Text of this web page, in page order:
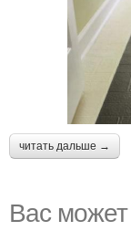
читать дальше →
Вас